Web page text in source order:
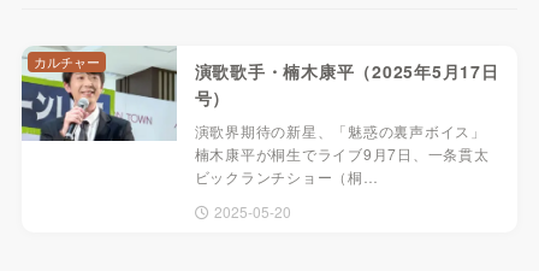
演歌歌手・楠木康平（2025年5月17日
号）
演歌界期待の新星、「魅惑の裏声ボイス」
楠木康平が桐生でライブ9月7日、一条貫太
ビックランチショー（桐…
2025-05-20
カルチャー